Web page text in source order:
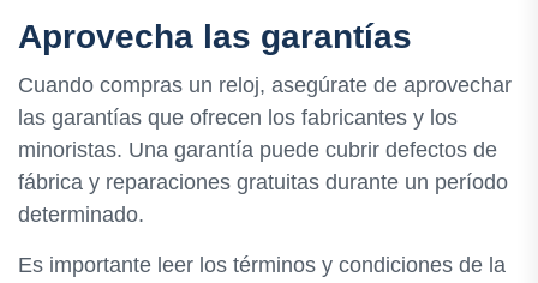
Aprovecha las garantías
Cuando compras un reloj, asegúrate de aprovechar
las garantías que ofrecen los fabricantes y los
minoristas. Una garantía puede cubrir defectos de
fábrica y reparaciones gratuitas durante un período
determinado.
Es importante leer los términos y condiciones de la